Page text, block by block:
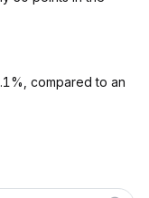
compared to an